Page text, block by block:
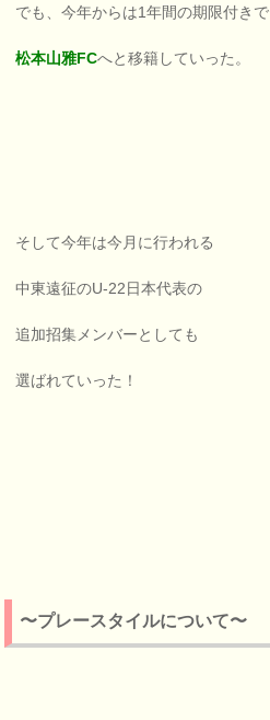
でも、今年からは1年間の期限付きで
松本山雅FCへと移籍していった。
そして今年は今月に行われる
中東遠征のU-22日本代表の
追加招集メンバーとしても
選ばれていった！
〜プレースタイルについて〜